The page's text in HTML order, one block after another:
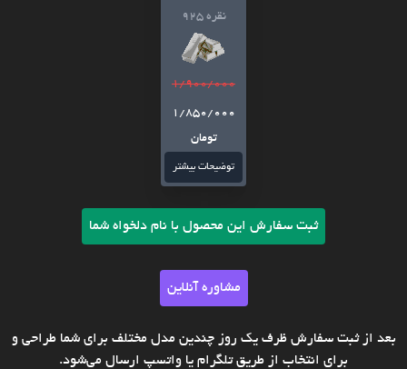
نقره 925
1/900/000
1/850/000
تومان
توضیحات بیشتر
ثبت سفارش این محصول با نام دلخواه شما
مشاوره آنلاین
بعد از ثبت سفارش ظرف یک روز چندین مدل مختلف برای شما طراحی و
برای انتخاب از طریق تلگرام یا واتسپ ارسال می‌شود.